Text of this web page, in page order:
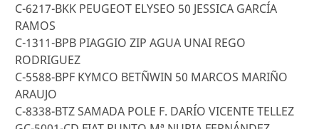
C-6217-BKK PEUGEOT ELYSEO 50 JESSICA GARCÍA
RAMOS
C-1311-BPB PIAGGIO ZIP AGUA UNAI REGO
RODRIGUEZ
C-5588-BPF KYMCO BETÑWIN 50 MARCOS MARIÑO
ARAUJO
C-8338-BTZ SAMADA POLE F. DARÍO VICENTE TELLEZ